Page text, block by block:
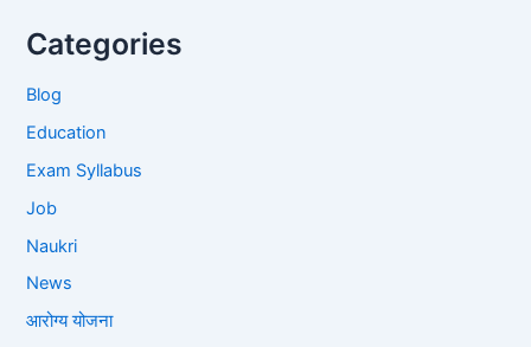
Categories
Blog
Education
Exam Syllabus
Job
Naukri
News
आरोग्य योजना